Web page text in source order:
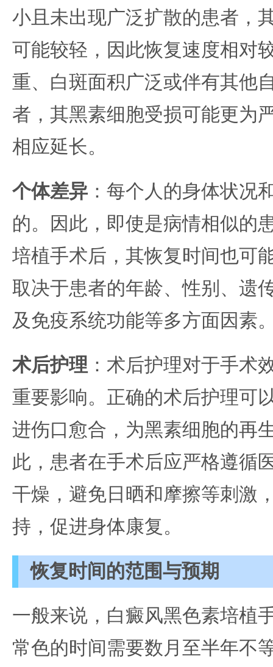
小且未出现广泛扩散的患者，
可能较轻，因此恢复速度相对
重、白斑面积广泛或伴有其他
者，其黑素细胞受损可能更为
相应延长。
个体差异 ：每个人的身体状况
的。因此，即使是病情相似的
培植手术后，其恢复时间也可
取决于患者的年龄、性别、遗
及免疫系统功能等多方面因素
术后护理 ：术后护理对于手术
重要影响。正确的术后护理可
进伤口愈合，为黑素细胞的再
此，患者在手术后应严格遵循
干燥，避免日晒和摩擦等刺激
持，促进身体康复。
恢复时间的范围与预期
一般来说，白癜风黑色素培植
常色的时间需要数月至半年不